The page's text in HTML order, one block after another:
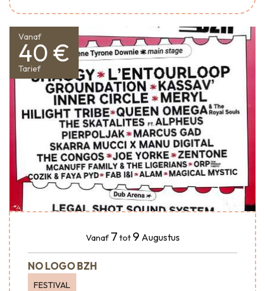
Vanaf
40 €
Tarief
Vanaf 7 tot 9 Augustus
NO LOGO BZH
FESTIVAL